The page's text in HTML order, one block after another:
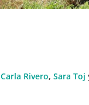
Carla Rivero, Sara Toj